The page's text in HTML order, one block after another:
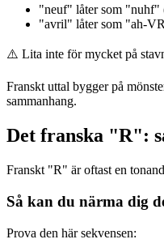
"neuf" låter som "nuhf"
"avril" låter som "ah-
⚠️ Lita inte för mycket på
Franskt uttal bygger på
sammanhang.
Det franska "R":
Franskt "R" är oftast en
Så kan du närma dig
Prova den här sekvensen: